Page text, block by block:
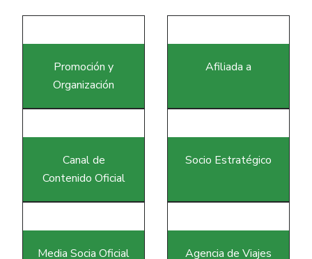
Promoción y
Organización
Afiliada a
Canal de
Contenido Oficial
Socio Estratégico
Media Socia Oficial
Agencia de Viajes